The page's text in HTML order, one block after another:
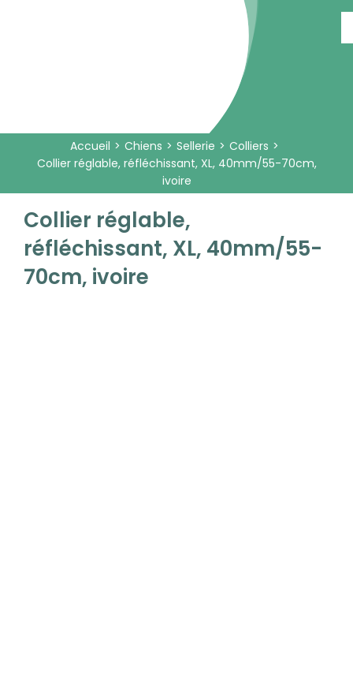
Accueil Chiens Sellerie
Colliers
Collier réglable, réfléchissant, XL, 40mm/55-70cm,
ivoire
Collier réglable,
réfléchissant, XL, 40mm/55-
70cm, ivoire